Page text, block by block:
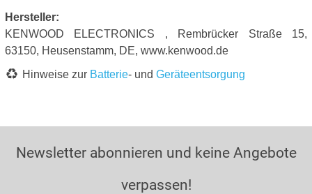
Hersteller:
KENWOOD ELECTRONICS , Rembrücker Straße 15,
63150, Heusenstamm, DE, www.kenwood.de
Hinweise zur Batterie- und Geräteentsorgung
Newsletter abonnieren und keine Angebote
verpassen!